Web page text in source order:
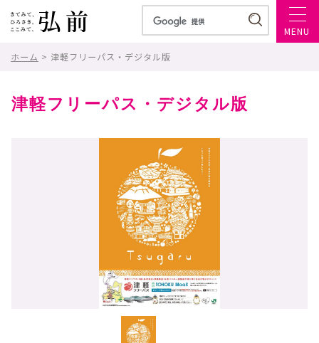
MENU
ホーム > 津軽フリーパス・デジタル版
津軽フリーパス・デジタル版